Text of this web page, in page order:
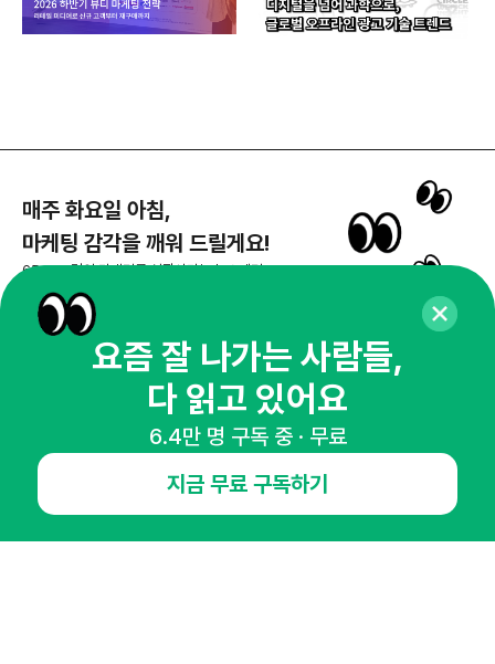
매주 화요일 아침,
마케팅 감각을 깨워 드릴게요!
65,043명의 마케터를 성장시키는 뉴스레터
뉴스레터 구독하기
공지사항 제휴문의
인사이터 신청
뉴스레터
광고안내
요즘 잘 나가는 사람들,
다 읽고 있어요
6.4만 명 구독 중 · 무료
지금 무료 구독하기